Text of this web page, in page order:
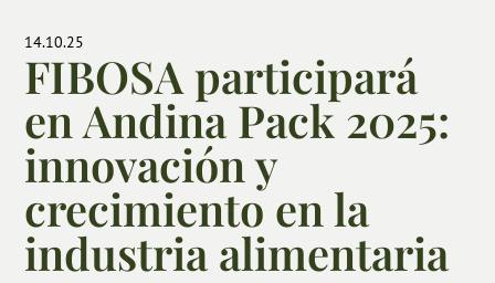
14.10.25
FIBOSA participará
en Andina Pack 2025:
innovación y
crecimiento en la
industria alimentaria